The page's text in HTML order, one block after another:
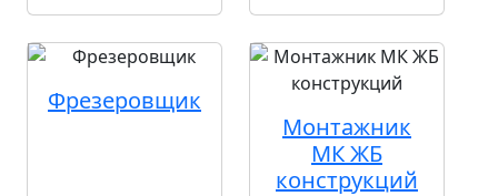
Фрезеровщик
Монтажник
МК ЖБ
конструкций